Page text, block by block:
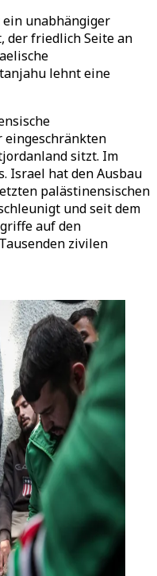
unabhängiger
der friedlich Seite an
lehnt eine
eingeschränkten
sitzt. Im
Israel hat den Ausbau
palästinensischen
und seit dem
auf den
zivilen